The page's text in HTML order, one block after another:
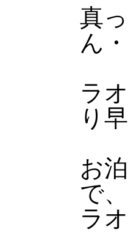
真
ん
ラ
り
お
で
ラ